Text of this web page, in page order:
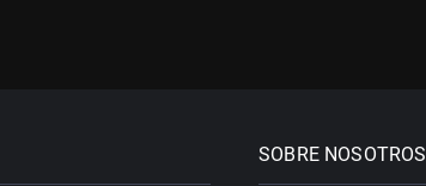
SOBRE NOSOTROS